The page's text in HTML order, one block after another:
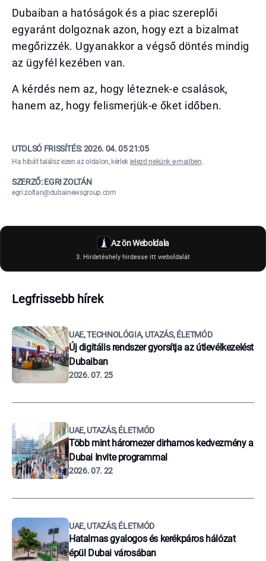
Dubaiban a hatóságok és a piac szereplői
egyaránt dolgoznak azon, hogy ezt a bizalmat
megőrizzék. Ugyanakkor a végső döntés mindig
az ügyfél kezében van.
A kérdés nem az, hogy léteznek-e csalások,
hanem az, hogy felismerjük-e őket időben.
UTOLSÓ FRISSÍTÉS:2026. 04. 05 21:05
Ha hibát találsz ezen az oldalon, kérlek jelezd nekünk e-mailben.
SZERZŐ: EGRI ZOLTÁN
egri.zoltan@dubainewsgroup.com
Az ön Weboldala
3. Hirdetéshely hirdesse itt weboldalát
Legfrissebb hírek
UAE, TECHNOLÓGIA, UTAZÁS, ÉLETMÓD
Új digitális rendszer gyorsítja az útlevélkezelést
Dubaiban
2026. 07. 25
UAE, UTAZÁS, ÉLETMÓD
Több mint háromezer dirhamos kedvezmény a
Dubai Invite programmal
2026. 07. 22
UAE, UTAZÁS, ÉLETMÓD
Hatalmas gyalogos és kerékpáros hálózat
épül Dubai városában